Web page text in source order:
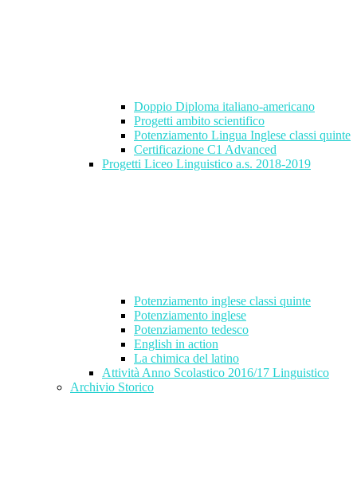
Doppio Diploma italiano-americano
Progetti ambito scientifico
Potenziamento Lingua Inglese classi quinte
Certificazione C1 Advanced
Progetti Liceo Linguistico a.s. 2018-2019
Potenziamento inglese classi quinte
Potenziamento inglese
Potenziamento tedesco
English in action
La chimica del latino
Attività Anno Scolastico 2016/17 Linguistico
Archivio Storico